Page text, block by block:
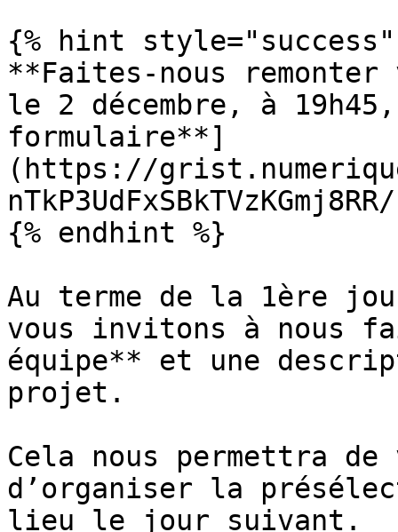
{% hint style="success"
**Faites-nous
le 2 décembre, à
formulaire**]
(https://
{% endhint %}
Au terme de la 1ère
vous invitons à nous
équipe** et une
projet.
Cela nous permettra
d’organiser la
lieu le jour suivant.